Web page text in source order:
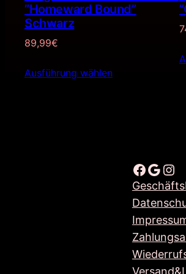
”Homeward Bound”
Schwarz
89,99€
Ausführung wählen
Facebook Google Instagram